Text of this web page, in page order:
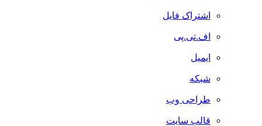
اشتراک فایل
اف.تی.پی
ایمیل
شبکه
طراحی وب
قالب سایت